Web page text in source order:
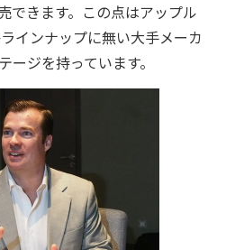
できます。この点はアップル
インナップに無い大手メーカ
ジを持っています。